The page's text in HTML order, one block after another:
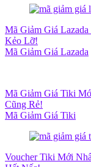
Mã Giảm Giá Lazada
Kẻo Lỡ!
Mã Giảm Giá Lazada
Mã Giảm Giá Tiki
Cũng Rẻ!
Mã Giảm Giá Tiki
Voucher Tiki Mới